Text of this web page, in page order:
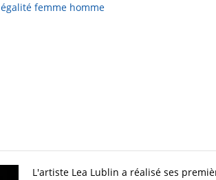
égalité femme homme
L'artiste Lea Lublin a réalisé ses